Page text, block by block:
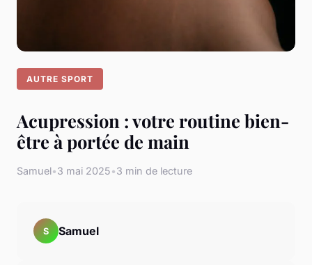
AUTRE SPORT
Acupression : votre routine bien-
être à portée de main
Samuel•3 mai 2025•3 min de lecture
S Samuel